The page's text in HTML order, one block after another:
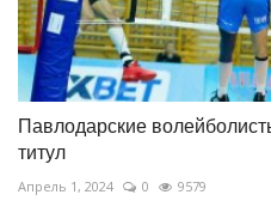
Павлодарские
титул
Апрель 1, 2024 0 9579